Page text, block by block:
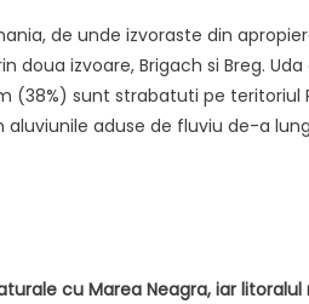
de unde izvoraste din
izvoare, Brigach si Breg.
(38%) sunt strabatuti pe teritoriul
aduse de fluviu de-a
cu Marea Neagra, iar